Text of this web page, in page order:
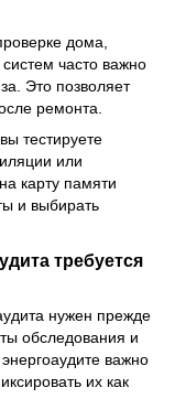
дома,
часто важно
Это позволяет
ремонта.
тестируете
или
карту памяти
и выбирать
требуется
нужен прежде
обследования и
важно
их как